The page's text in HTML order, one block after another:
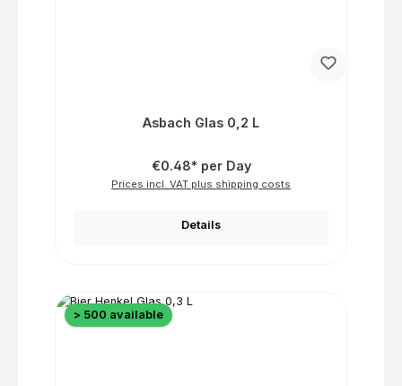
Asbach Glas 0,2 L
€0.48* per Day
Prices incl. VAT plus shipping costs
Details
> 500 available